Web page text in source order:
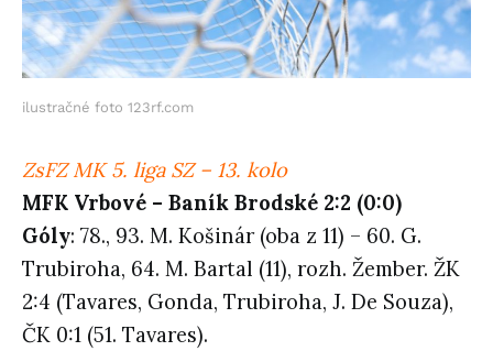
ilustračné foto 123rf.com
ZsFZ MK 5. liga SZ – 13. kolo
MFK Vrbové – Baník Brodské 2:2 (0:0)
Góly: 78., 93. M. Košinár (oba z 11) – 60. G.
Trubiroha, 64. M. Bartal (11), rozh. Žember. ŽK
2:4 (Tavares, Gonda, Trubiroha, J. De Souza),
ČK 0:1 (51. Tavares).